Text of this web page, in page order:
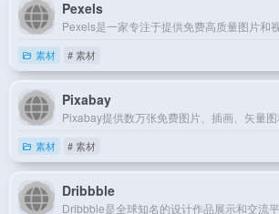
Pexels
素材 # 素材
Pixabay
素材 # 素材
Dribbble